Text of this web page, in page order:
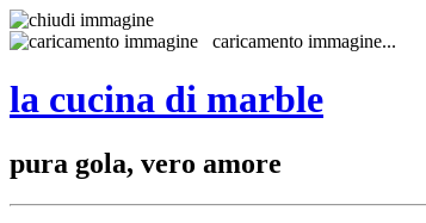
caricamento immagine...
la cucina di marble
pura gola, vero amore